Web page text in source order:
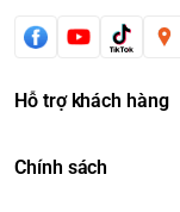
Hỗ trợ khách hàng
Chính sách